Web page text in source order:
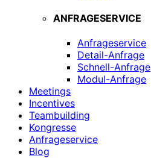
ANFRAGESERVICE
Anfrageservice
Detail-Anfrage
Schnell-Anfrage
Modul-Anfrage
Meetings
Incentives
Teambuilding
Kongresse
Anfrageservice
Blog